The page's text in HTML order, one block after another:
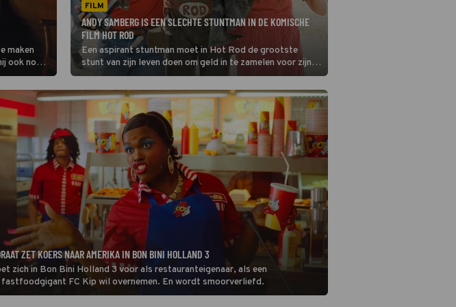
maken
ook nog
FILM
ANDY SAMBERG IS EEN SLECHTE STUNTMAN IN DE KOMISCHE
FILM HOT ROD
Een aspirant stuntman moet in Hot Rod de grootste
stunt van zijn leven doen om geld in te zamelen voor zijn
zieke stiefvader.
ZET KOERS NAAR AMERIKA IN BON BINI HOLLAND 3
zich in Bon Bini Holland 3 voor als restauranteigenaar, als een
fastfoodgigant FC Kip wil overnemen. En wordt smoorverliefd.